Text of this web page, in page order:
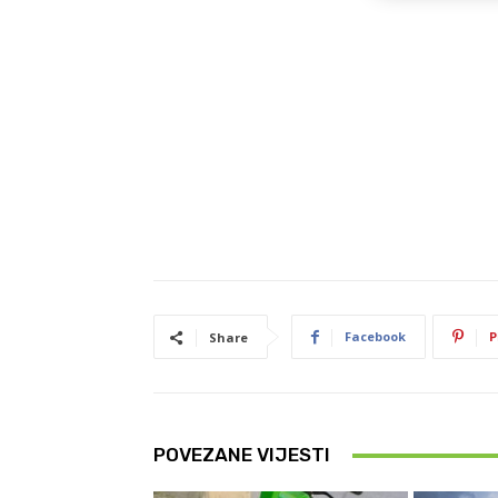
Share Facebook
POVEZANE VIJESTI